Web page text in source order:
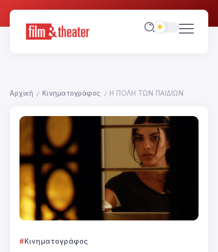
Αρχική / Κινηματογράφος / Η ΠΟΛΗ ΤΩΝ ΠΑΙΔΙΩΝ
Κινηματογράφος